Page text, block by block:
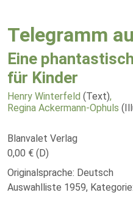
Telegramm
Eine
für Kinder
Henry Winterfeld (Text),
Regina Ackermann-Ophuls
Blanvalet Verlag
0,00 € (D)
Originalsprache: Deutsch
Auswahlliste 1959,